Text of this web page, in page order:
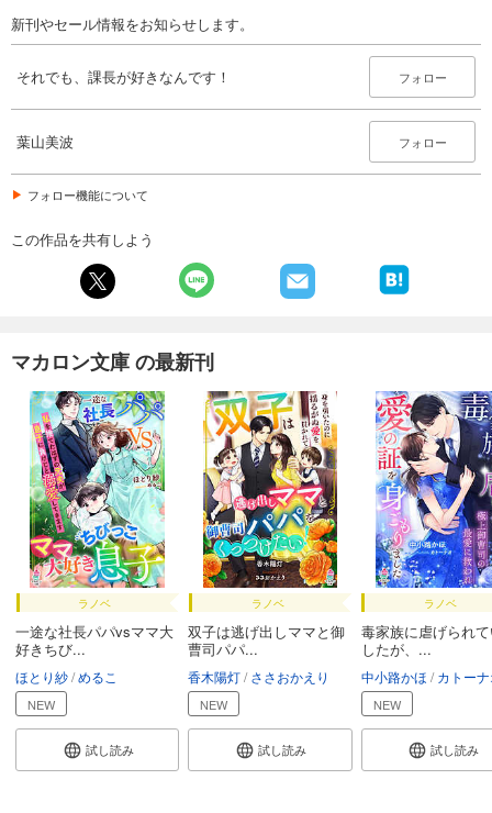
新刊やセール情報をお知らせします。
それでも、課長が好きなんです！ フォロー
葉山美波 フォロー
フォロー機能について
この作品を共有しよう
マカロン文庫 の最新刊
ラノベ
一途な社長パパvsママ大
好きちび...
ほとり紗 めるこ
NEW
試し読み
ラノベ
双子は逃げ出しママと御
曹司パパ...
香木陽灯 ささおかえり
NEW
試し読み
ラノベ
毒家族に虐げられ
したが、...
中小路かほ カトー
NEW
試し読み